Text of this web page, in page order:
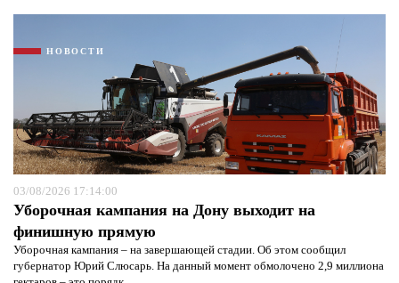
НОВОСТИ
03/08/2026 17:14:00
Уборочная кампания на Дону выходит на
финишную прямую
Уборочная кампания – на завершающей стадии. Об этом сообщил
губернатор Юрий Слюсарь. На данный момент обмолочено 2,9 миллиона